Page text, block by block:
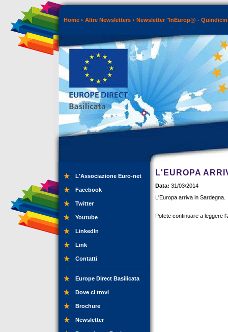
Home Altre Newsletters Newsletter "InEurop@ -
L'Associazione Euro-net
Facebook
Twitter
Youtube
LinkedIn
Link
Contatti
Europe Direct Basilicata
Dove ci trovi
Brochure
Newsletter
L'EUROPA
Data: 31/03/2014
L'Europa arriva in Sardegna.
Potete continuare a leggere